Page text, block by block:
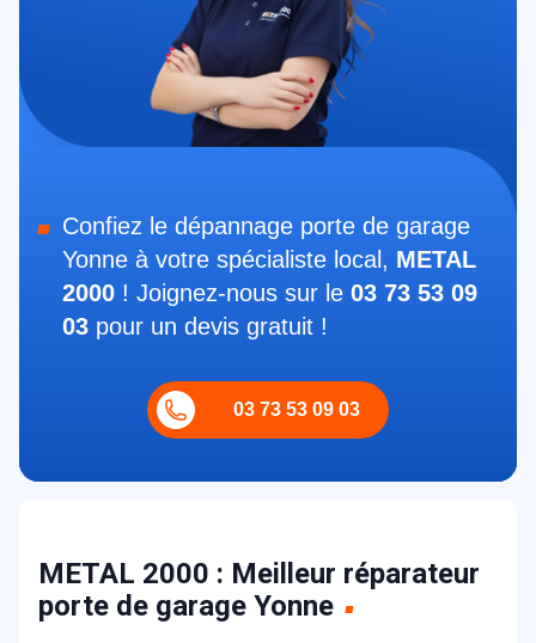
Confiez le dépannage porte de garage
Yonne à votre spécialiste local, METAL
2000 ! Joignez-nous sur le 03 73 53 09
03 pour un devis gratuit !
03 73 53 09 03
METAL 2000 : Meilleur réparateur
porte de garage Yonne